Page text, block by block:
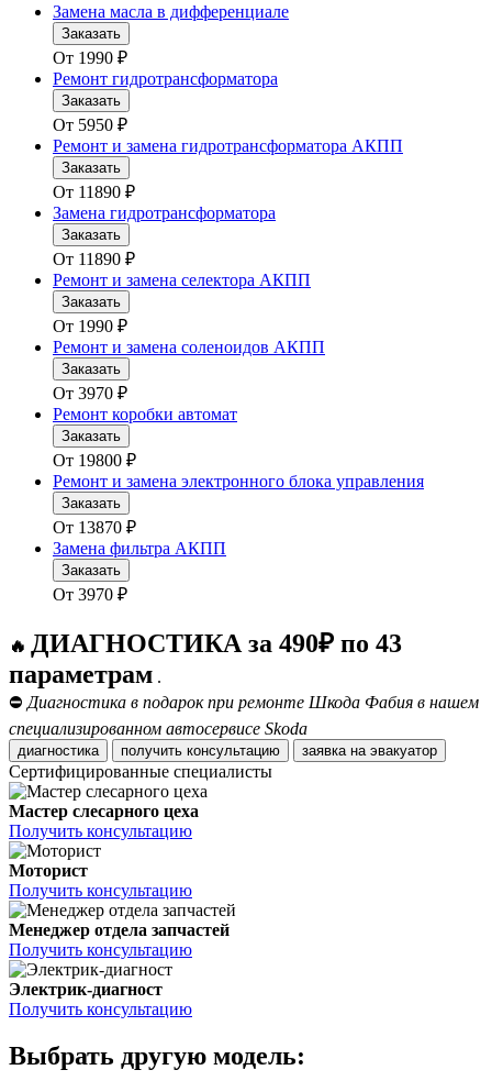
Замена масла в дифференциале
Заказать
От 1990 ₽
Ремонт гидротрансформатора
Заказать
От 5950 ₽
Ремонт и замена гидротрансформатора АКПП
Заказать
От 11890 ₽
Замена гидротрансформатора
Заказать
От 11890 ₽
Ремонт и замена селектора АКПП
Заказать
От 1990 ₽
Ремонт и замена соленоидов АКПП
Заказать
От 3970 ₽
Ремонт коробки автомат
Заказать
От 19800 ₽
Ремонт и замена электронного блока управления
Заказать
От 13870 ₽
Замена фильтра АКПП
Заказать
От 3970 ₽
🔥 ДИАГНОСТИКА за 490₽ по 43
параметрам .
⛔ Диагностика в подарок при ремонте Шкода Фабия в нашем
специализированном автосервисе Skoda
диагностика получить консультацию заявка на эвакуатор
Сертифицированные специалисты
Мастер слесарного цеха
Получить консультацию
Моторист
Получить консультацию
Менеджер отдела запчастей
Получить консультацию
Электрик-диагност
Получить консультацию
Выбрать другую модель: